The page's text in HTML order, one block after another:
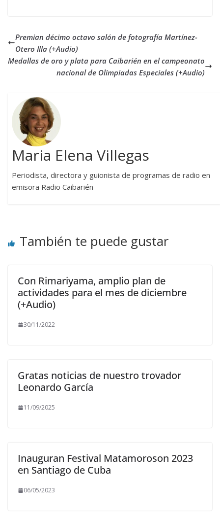
Premian décimo octavo salón de fotografía Martínez-
Otero Illa (+Audio)
Medallas de oro y plata para Caibarién en el campeonato
nacional de Olimpiadas Especiales (+Audio)
Maria Elena Villegas
Periodista, directora y guionista de programas de radio en
emisora Radio Caibarién
También te puede gustar
Con Rimariyama, amplio plan de
actividades para el mes de diciembre
(+Audio)
30/11/2022
Gratas noticias de nuestro trovador
Leonardo García
11/09/2025
Inauguran Festival Matamoroson 2023
en Santiago de Cuba
06/05/2023